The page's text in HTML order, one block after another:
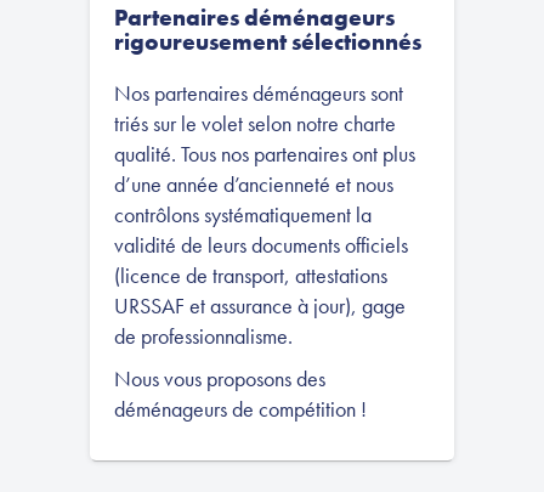
Partenaires déménageurs
rigoureusement sélectionnés
Nos partenaires déménageurs sont
triés sur le volet selon notre charte
qualité. Tous nos partenaires ont plus
d’une année d’ancienneté et nous
contrôlons systématiquement la
validité de leurs documents officiels
(licence de transport, attestations
URSSAF et assurance à jour), gage
de professionnalisme.
Nous vous proposons des
déménageurs de compétition !